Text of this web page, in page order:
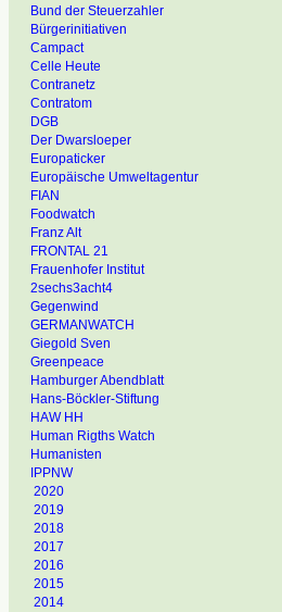
Bund der Steuerzahler
Bürgerinitiativen
Campact
Celle Heute
Contranetz
Contratom
DGB
Der Dwarsloeper
Europaticker
Europäische Umweltagentur
FIAN
Foodwatch
Franz Alt
FRONTAL 21
Frauenhofer Institut
2sechs3acht4
Gegenwind
GERMANWATCH
Giegold Sven
Greenpeace
Hamburger Abendblatt
Hans-Böckler-Stiftung
HAW HH
Human Rigths Watch
Humanisten
IPPNW
2020
2019
2018
2017
2016
2015
2014